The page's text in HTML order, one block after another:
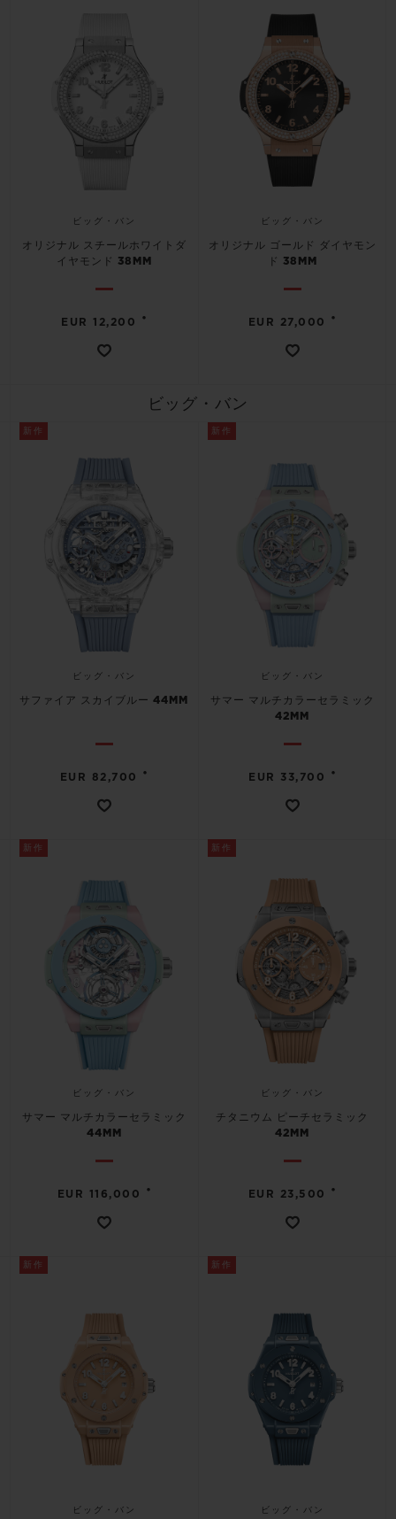
ビッグ・バン
オリジナル スチールホワイトダ
イヤモンド 38MM
EUR 12,200 •
ビッグ・バン
オリジナル ゴールド ダイヤモン
ド 38MM
EUR 27,000 •
ビッグ・バン
新作
ビッグ・バン
サファイア スカイブルー 44MM
EUR 82,700 •
新作
ビッグ・バン
サマー マルチカラーセラミック
42MM
EUR 33,700 •
新作
ビッグ・バン
サマー マルチカラーセラミック
44MM
EUR 116,000 •
新作
ビッグ・バン
チタニウム ピーチセラミック
42MM
EUR 23,500 •
新作
ビッグ・バン
新作
ビッグ・バン